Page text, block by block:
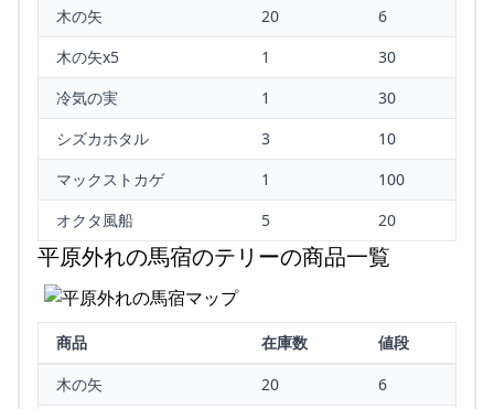
木の矢
20
6
木の矢x5
1
30
冷気の実
1
30
シズカホタル
3
10
マックストカゲ
1
100
オクタ風船
5 20
平原外れの馬宿のテリーの商品一覧
商品 在庫数
値段
木の矢
20
6